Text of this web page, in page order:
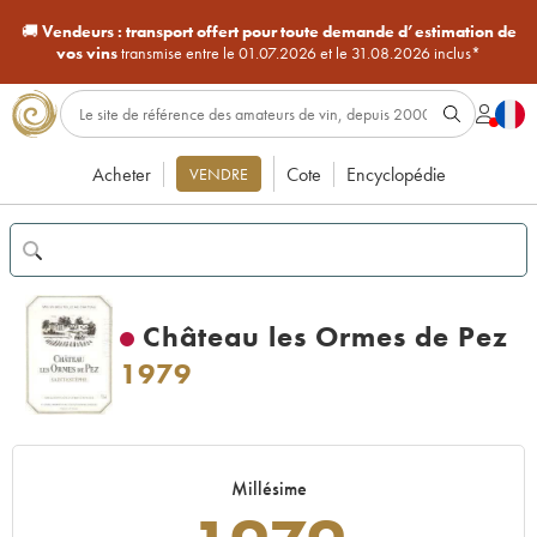
🚚Vendeurs : transport offert pour toute demande d’estimation de
vos vinstransmise entre le 01.07.2026 et le 31.08.2026 inclus*
Acheter VENDRE Cote Encyclopédie
Château les Ormes de Pez
1979
Millésime